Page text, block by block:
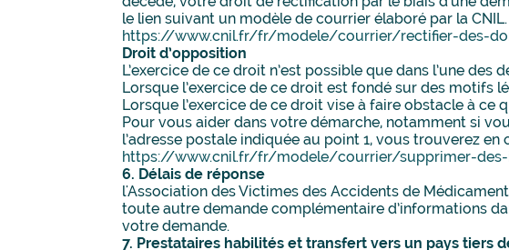
le lien suivant un modèle de courrier élaboré par la CNIL.
https://www.cnil.fr/fr/modele/courrier/rectifier-des-
Droit d’opposition
L’exercice de ce droit n’est possible que dans l’une des
Lorsque l’exercice de ce droit est fondé sur des motifs
Lorsque l’exercice de ce droit vise à faire obstacle à
Pour vous aider dans votre démarche, notamment si
l’adresse postale indiquée au point 1, vous trouverez
https://www.cnil.fr/fr/modele/courrier/supprimer-
6. Délais de réponse
l'Association des Victimes des Accidents de
toute autre demande complémentaire d’informations
votre demande.
7. Prestataires habilités et transfert vers un pays tiers